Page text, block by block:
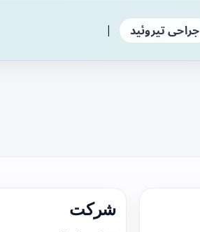
جراحی تیروئید |
شرکت